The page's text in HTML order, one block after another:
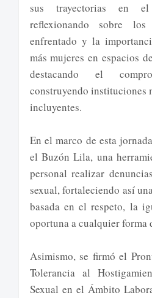
sus trayectorias en
reflexionando sobre
enfrentado y la
más mujeres en espacios
destacando el
construyendo instituciones
incluyentes.
En el marco de esta
el Buzón Lila, una
personal realizar
sexual, fortaleciendo así
basada en el respeto, la
oportuna a cualquier forma
Asimismo, se firmó el
Tolerancia al
Sexual en el Ámbito